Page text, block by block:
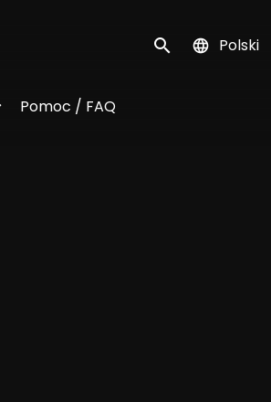
Wyszukaj Polski
Pomoc / FAQ